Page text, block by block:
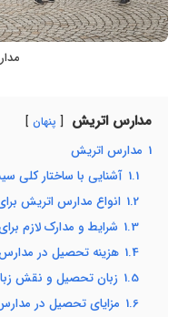
مدارس اتریش پنهان
1 مدارس اتریش
1.1 آشنایی با ساختار
1.2 انواع مدارس اتریش
1.3 شرایط و مدارک لازم
1.4 هزینه تحصیل در
1.5 زبان تحصیل و نقش
1.6 مزایای تحصیل در